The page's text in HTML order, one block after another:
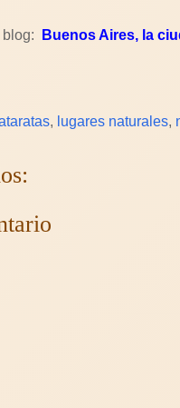
Buenos Aires, la
, lugares naturales,